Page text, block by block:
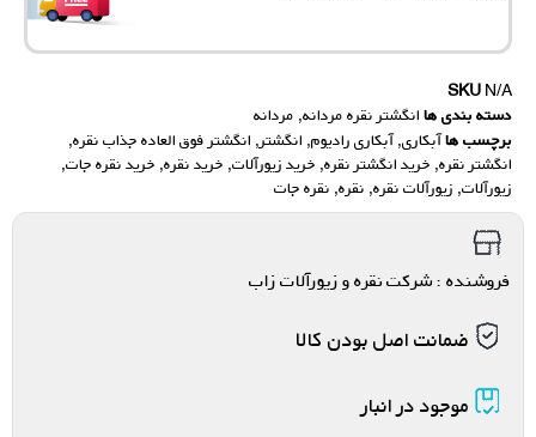
SKU N/A
دسته بندی ها انگشتر نقره مردانه, مردانه
برچسب هاآبکاری,آبکاری رادیوم, انگشتر, انگشتر فوق العاده جذاب نقره,
انگشتر نقره, خرید انگشتر نقره, خرید زیورآلات, خرید نقره, خرید نقره جات,
زیورآلات, زیورآلات نقره, نقره, نقره جات
فروشنده : شرکت نقره و زیورآلات زاب
ضمانت اصل بودن کالا
موجود در انبار